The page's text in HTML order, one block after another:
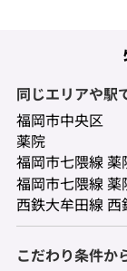
同じエリアや駅
福岡市中央区
薬院
福岡市七隈線 薬
福岡市七隈線 薬
西鉄大牟田線 西
こだわり条件か